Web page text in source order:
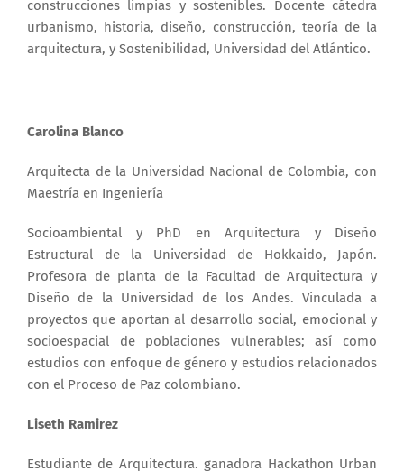
construcciones limpias y sostenibles. Docente cátedra
urbanismo, historia, diseño, construcción, teoría de la
arquitectura, y Sostenibilidad, Universidad del Atlántico.
Carolina Blanco
Arquitecta de la Universidad Nacional de Colombia, con
Maestría en Ingeniería
Socioambiental y PhD en Arquitectura y Diseño
Estructural de la Universidad de Hokkaido, Japón.
Profesora de planta de la Facultad de Arquitectura y
Diseño de la Universidad de los Andes. Vinculada a
proyectos que aportan al desarrollo social, emocional y
socioespacial de poblaciones vulnerables; así como
estudios con enfoque de género y estudios relacionados
con el Proceso de Paz colombiano.
Liseth Ramirez
Estudiante de Arquitectura. ganadora Hackathon Urban